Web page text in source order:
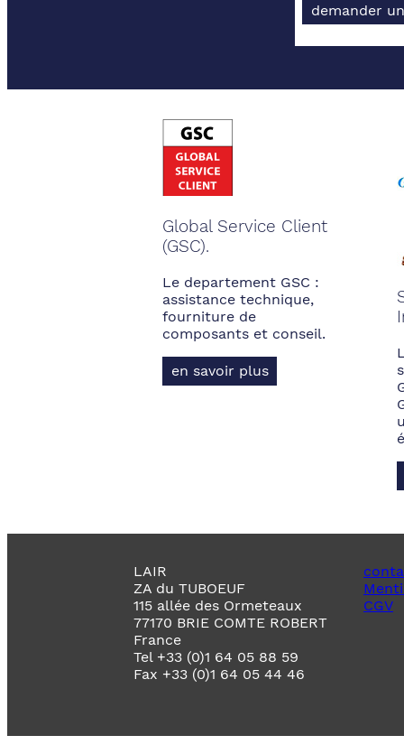
demander
Global Service Client
(GSC).
Le departement GSC :
assistance technique,
fourniture de
composants et conseil.
en savoir plus
LAIR
ZA du TUBOEUF
115 allée des Ormeteaux
77170 BRIE COMTE ROBERT
France
Tel +33 (0)1 64 05 88 59
Fax +33 (0)1 64 05 44 46
CGV